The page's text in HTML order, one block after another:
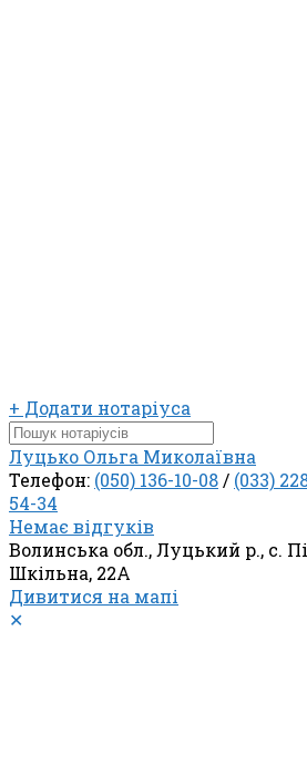
+ Додати нотаріуса
Луцько Ольга Миколаївна
Телефон: (050) 136-10-08/ (033)
54-34
Немає відгуків
Волинська обл., Луцький р., с.
Шкільна, 22А
Дивитися на мапі
✕